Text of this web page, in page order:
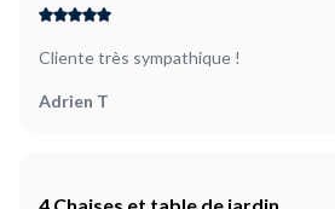
Cliente très sympathique !
Adrien T